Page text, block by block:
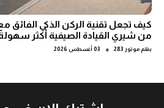
كيف تجعل تقنية الركن الذكي
من شيري القيادة الصيفية أكثر
بقلم موتور 283 ● 03 أغسطس 2026